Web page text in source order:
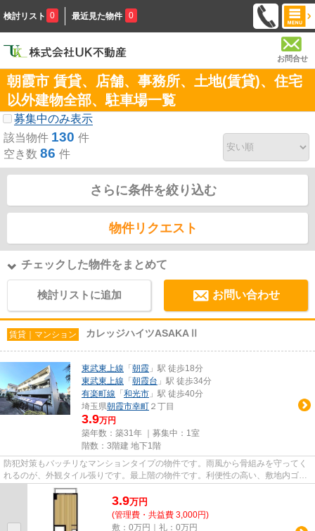
検討リスト 0 最近見た物件 0
お問合せ
朝霞市 賃貸、店舗、事務所、土地(賃貸)、住宅
以外建物全部、駐車場一覧
募集中のみ表示
該当物件 130 件
空き数 86 件
さらに条件を絞り込む
物件リクエスト
チェックした物件をまとめて
検討リストに追加 お問い合わせ
賃貸｜マンション カレッジハイツASAKAⅡ
東武東上線 「 朝霞 」駅 徒歩18分
東武東上線 「 朝霞台 」駅 徒歩34分
有楽町線 「 和光市 」駅 徒歩40分
埼玉県朝霞市幸町 ２丁目
3.9万円
築年数：築31年 ｜募集中： 1室
階数：3階建 地下1階
防犯対策もバッチリなマンションタイプの物件です。雨風から骨組みを守ってく
れるのが、外観タイル張りです。最上階の物件です。利便性の高い、敷地内ゴミ
置き場が付いています。当社...
3.9万円
(管理費・共益費 3,000円)
敷：0万円｜礼：0万円